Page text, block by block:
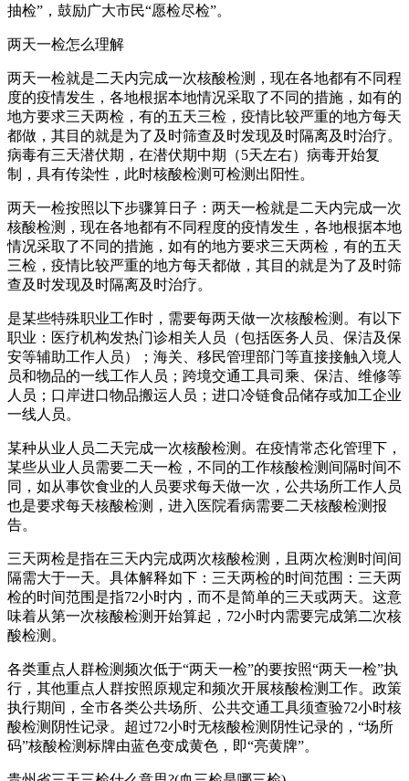
抽检”，鼓励广大市民“愿检尽检”。
两天一检怎么理解
两天一检就是二天内完成一次核酸检测，现在各地都有不同程
度的疫情发生，各地根据本地情况采取了不同的措施，如有的
地方要求三天两检，有的五天三检，疫情比较严重的地方每天
都做，其目的就是为了及时筛查及时发现及时隔离及时治疗。
病毒有三天潜伏期，在潜伏期中期（5天左右）病毒开始复
制，具有传染性，此时核酸检测可检测出阳性。
两天一检按照以下步骤算日子：两天一检就是二天内完成一次
核酸检测，现在各地都有不同程度的疫情发生，各地根据本地
情况采取了不同的措施，如有的地方要求三天两检，有的五天
三检，疫情比较严重的地方每天都做，其目的就是为了及时筛
查及时发现及时隔离及时治疗。
是某些特殊职业工作时，需要每两天做一次核酸检测。有以下
职业：医疗机构发热门诊相关人员（包括医务人员、保洁及保
安等辅助工作人员）；海关、移民管理部门等直接接触入境人
员和物品的一线工作人员；跨境交通工具司乘、保洁、维修等
人员；口岸进口物品搬运人员；进口冷链食品储存或加工企业
一线人员。
某种从业人员二天完成一次核酸检测。在疫情常态化管理下，
某些从业人员需要二天一检，不同的工作核酸检测间隔时间不
同，如从事饮食业的人员要求每天做一次，公共场所工作人员
也是要求每天核酸检测，进入医院看病需要二天核酸检测报
告。
三天两检是指在三天内完成两次核酸检测，且两次检测时间间
隔需大于一天。具体解释如下：三天两检的时间范围：三天两
检的时间范围是指72小时内，而不是简单的三天或两天。这意
味着从第一次核酸检测开始算起，72小时内需要完成第二次核
酸检测。
各类重点人群检测频次低于“两天一检”的要按照“两天一检”执
行，其他重点人群按照原规定和频次开展核酸检测工作。政策
执行期间，全市各类公共场所、公共交通工具须查验72小时核
酸检测阴性记录。超过72小时无核酸检测阴性记录的，“场所
码”核酸检测标牌由蓝色变成黄色，即“亮黄牌”。